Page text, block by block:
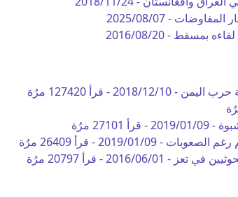
المفاوضات -2025/08/07
لقاءه بمسقط -2016/08/20
2018/12/10
- قرأ 127420 مرُة
-
2019/01/09
- قرأ 27101 مرُة
رغم الصعوبات -2019/01/09
- قرأ 26409 مرُة
في تعز - 2016/06/01
- قرأ 20797 مرُة